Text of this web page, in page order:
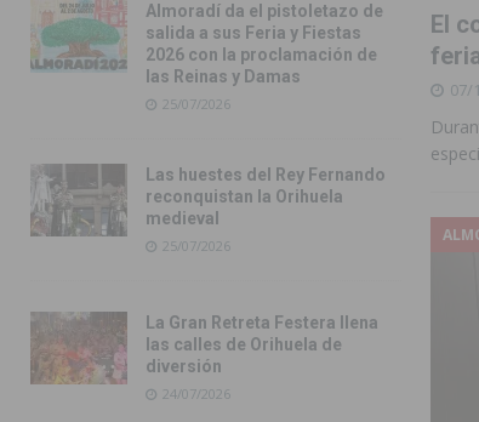
El
07/
Almoradí da el pistoletazo de
salida a sus Feria y Fiestas
2026 con la proclamación de
las Reinas y Damas
25/07/2026
Las huestes del Rey Fernando
reconquistan la Orihuela
medieval
25/07/2026
La Gran Retreta Festera llena
las calles de Orihuela de
diversión
24/07/2026